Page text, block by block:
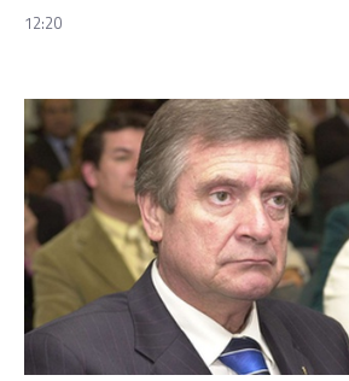
12:20